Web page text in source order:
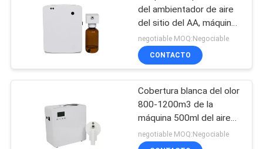
del ambientador de aire
del sitio del AA, máquina
del difusor del olor para
el retrete
negotiable MOQ:Negociable
CONTACTO
Cobertura blanca del olor
800-1200m3 de la
máquina 500ml del aire
del olor de Difusores
Aromaterapia
negotiable MOQ:Negociable